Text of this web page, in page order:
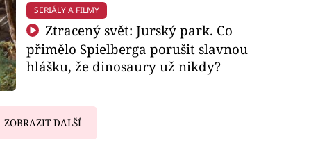
SERIÁLY A FILMY
Ztracený svět: Jurský park. Co
přimělo Spielberga porušit slavnou
hlášku, že dinosaury už nikdy?
ZOBRAZIT DALŠÍ